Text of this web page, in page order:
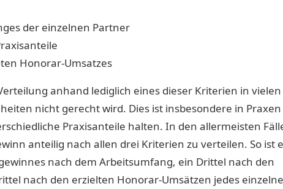
der einzelnen Partner
Honorar-Umsatzes
anhand lediglich eines dieser Kriterien in vielen
nicht gerecht wird. Dies ist insbesondere in Praxen
Praxisanteile halten. In den allermeisten
anteilig nach allen drei Kriterien zu verteilen. So ist
nach dem Arbeitsumfang, ein Drittel nach den
nach den erzielten Honorar-Umsätzen jedes